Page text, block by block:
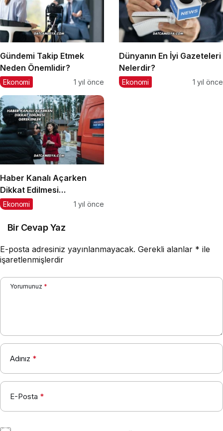
Gündemi Takip Etmek
Neden Önemlidir?
Ekonomi 1 yıl önce
Dünyanın En İyi Gazeteleri
Nelerdir?
Ekonomi 1 yıl önce
Haber Kanalı Açarken
Dikkat Edilmesi
Gerekenler
Ekonomi 1 yıl önce
Bir Cevap Yaz
E-posta adresiniz yayınlanmayacak. Gerekli alanlar * ile
işaretlenmişlerdir
Yorumunuz *
Adınız *
E-Posta *